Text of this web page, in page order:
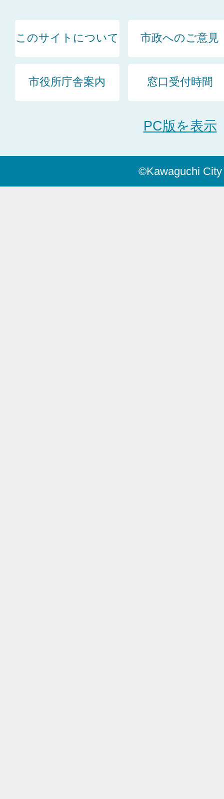
このサイトについて 市政へのご意見
市役所庁舎案内 窓口受付時間
PC版を表示
©Kawaguchi City